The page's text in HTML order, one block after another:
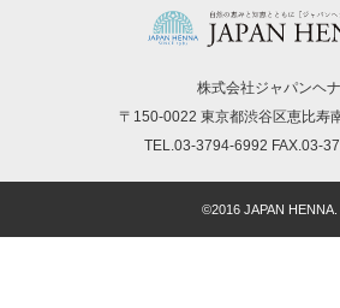
株式会社ジャパンヘナ
〒150-0022 東京都渋谷区恵比寿
TEL.03-3794-6992 FAX.03-
©2016 JAPAN HENNA.